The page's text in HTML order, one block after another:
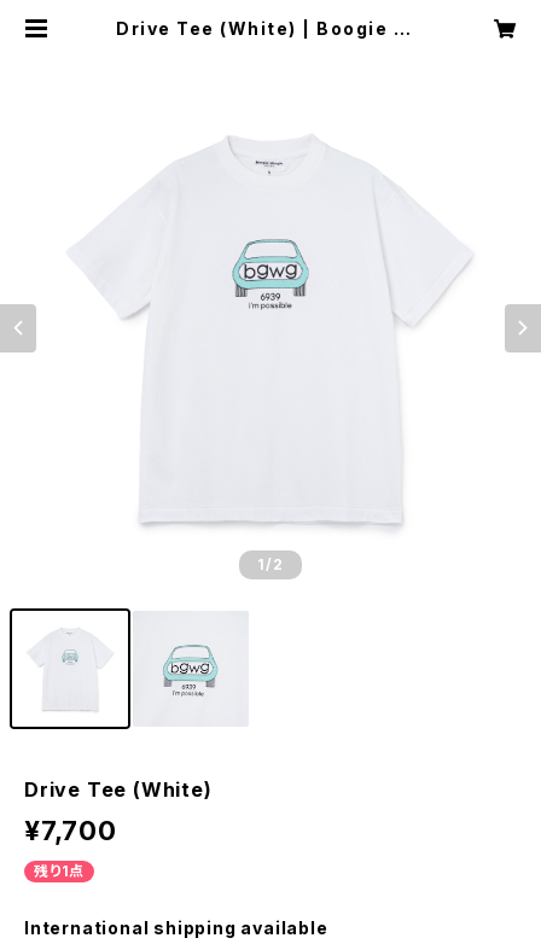
Drive Tee (White) | Boogie Wo
1 /2
Drive Tee (White)
¥7,700
残り1点
International shipping available